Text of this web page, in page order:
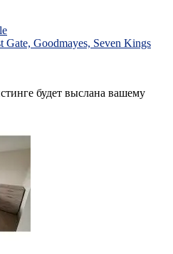
Gate, Goodmayes, Seven Kings
будет выслана вашему